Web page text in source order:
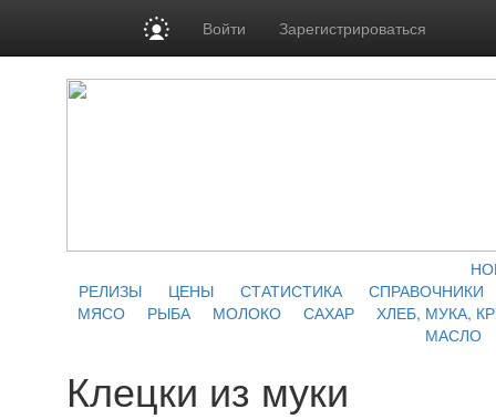
Войти Зарегистрироваться
РЕЛИЗЫ
ЦЕНЫ СТАТИСТИКА
СПРАВОЧНИКИ
МЯСО
РЫБА МОЛОКО САХАР
ХЛЕБ, МУКА,
МАСЛО
Клецки из муки